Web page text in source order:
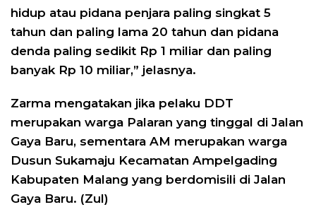
hidup atau pidana penjara paling singkat 5
tahun dan paling lama 20 tahun dan pidana
denda paling sedikit Rp 1 miliar dan paling
banyak Rp 10 miliar,” jelasnya.
Zarma mengatakan jika pelaku DDT
merupakan warga Palaran yang tinggal di Jalan
Gaya Baru, sementara AM merupakan warga
Dusun Sukamaju Kecamatan Ampelgading
Kabupaten Malang yang berdomisili di Jalan
Gaya Baru. (Zul)